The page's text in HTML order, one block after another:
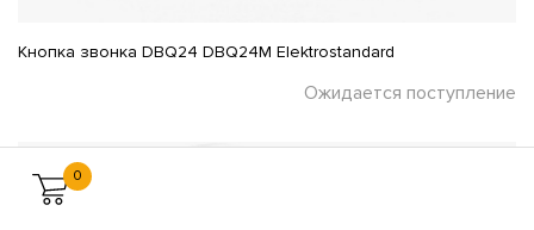
Кнопка звонка DBQ24 DBQ24M Elektrostandard
Ожидается поступление
0